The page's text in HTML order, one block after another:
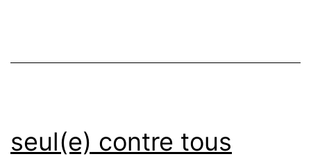
seul(e) contre tous